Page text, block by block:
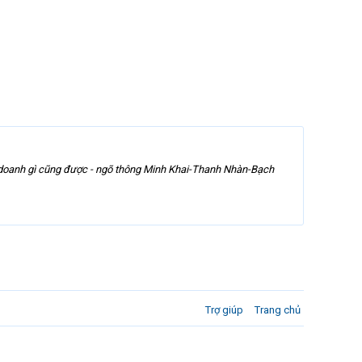
gì cũng được - ngõ thông Minh Khai-Thanh Nhàn-Bạch
Trợ giúp Trang chủ